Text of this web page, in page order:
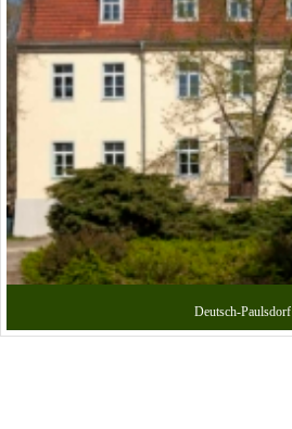
Deutsch-Paulsdorf